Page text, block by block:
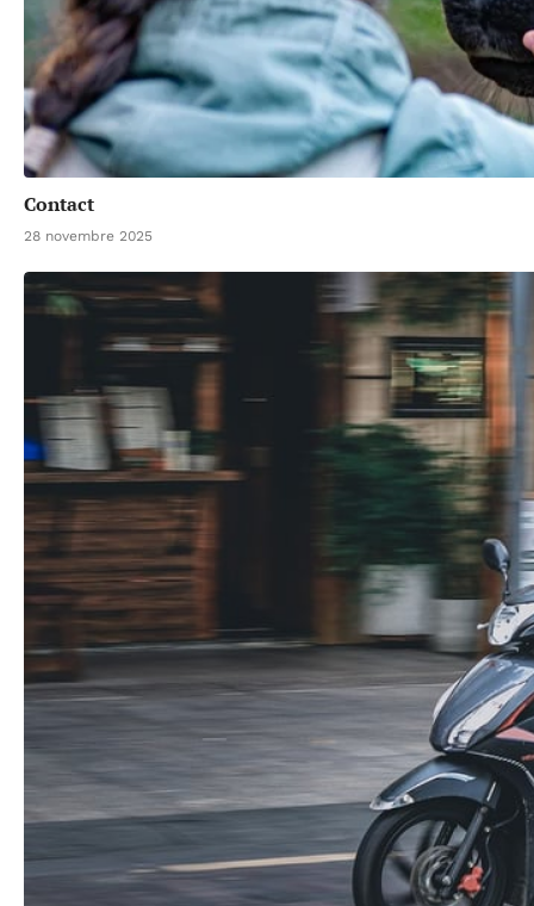
Contact
28 novembre 2025